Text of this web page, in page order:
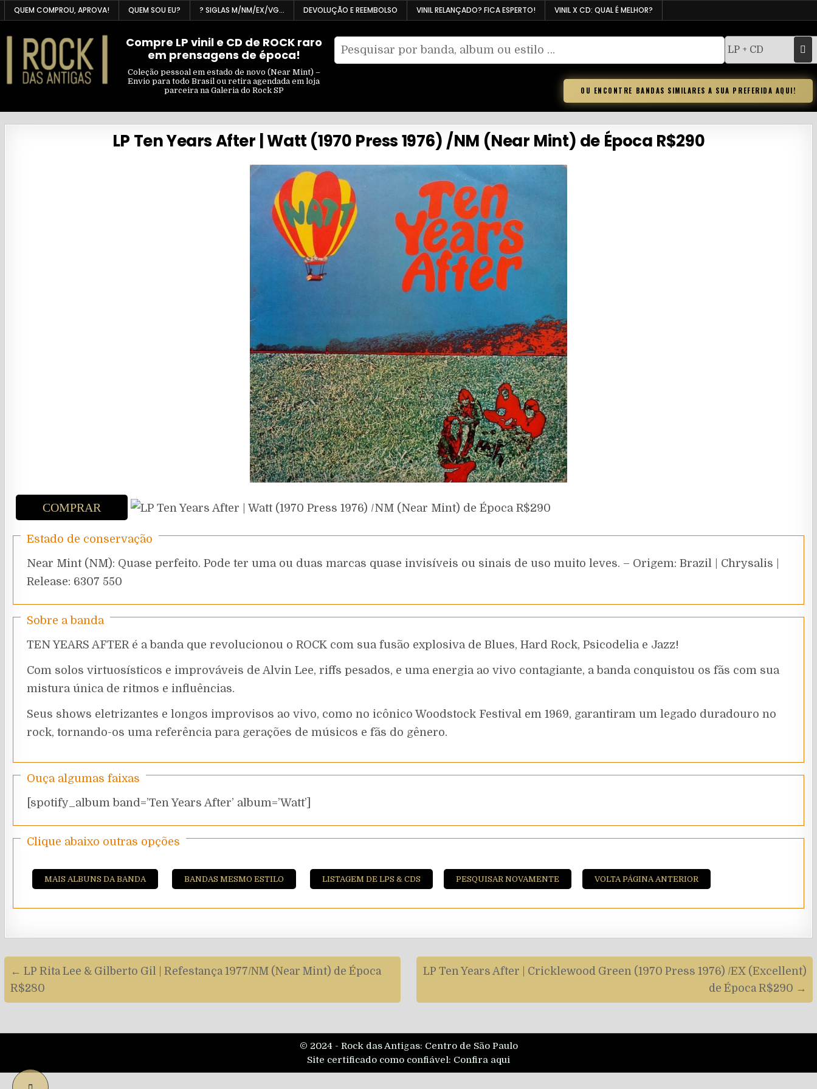
Skip
to
content
QUEM COMPROU, APROVA! QUEM SOU EU? ? SIGLAS M/NM/EX/VG… DEVOLUÇÃO E REEMBOLSO VINIL RELANÇADO? FICA ESPERTO! VINIL X CD: QUAL É MELHOR?
Compre LP vinil e CD de ROCK raro
em prensagens de época!
Coleção pessoal em estado de novo (Near Mint) –
Envio para todo Brasil ou retira agendada em loja
parceira na Galeria do Rock SP
Pesquisar
Filtrar
OU ENCONTRE BANDAS SIMILARES A SUA PREFERIDA AQUI!
LP Ten Years After | Watt (1970 Press 1976) /NM (Near Mint) de Época R$290
COMPRAR
Estado de conservação
Near Mint (NM): Quase perfeito. Pode ter uma ou duas marcas quase invisíveis ou sinais de uso muito leves. – Origem: Brazil | Chrysalis |
Release: 6307 550
Sobre a banda
TEN YEARS AFTER é a banda que revolucionou o ROCK com sua fusão explosiva de Blues, Hard Rock, Psicodelia e Jazz!
Com solos virtuosísticos e improváveis de Alvin Lee, riffs pesados, e uma energia ao vivo contagiante, a banda conquistou os fãs com sua
mistura única de ritmos e influências.
Seus shows eletrizantes e longos improvisos ao vivo, como no icônico Woodstock Festival em 1969, garantiram um legado duradouro no
rock, tornando-os uma referência para gerações de músicos e fãs do gênero.
Ouça algumas faixas
[spotify_album band=’Ten Years After’ album=’Watt’]
Clique abaixo outras opções
MAIS ALBUNS DA BANDA BANDAS MESMO ESTILO LISTAGEM DE LPS & CDS PESQUISAR NOVAMENTE VOLTA PÁGINA ANTERIOR
Navegação
de
artigos
LP Ten Years After | Cricklewood Green (1970 Press 1976) /EX (Excellent)
de Época R$290 →
← LP Rita Lee & Gilberto Gil | Refestança 1977/NM (Near Mint) de Época
R$280
© 2024 - Rock das Antigas: Centro de São Paulo
Site certificado como confiável: Confira aqui
SCROLL